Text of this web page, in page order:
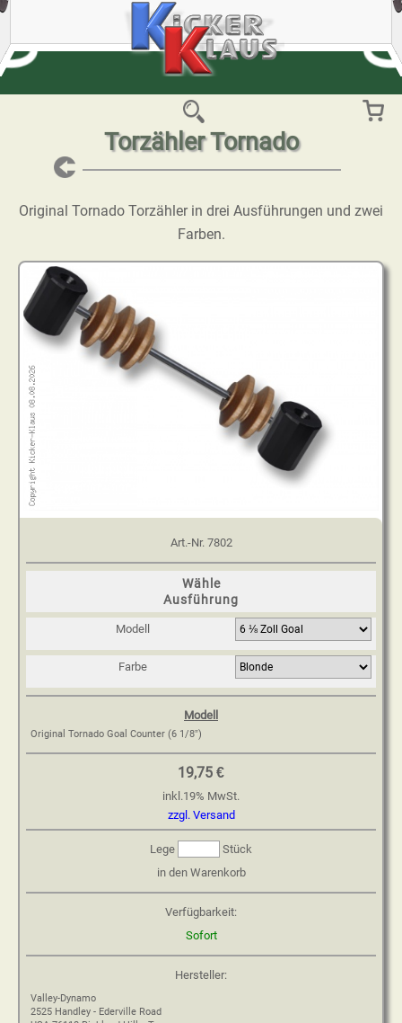
Torzähler Tornado
Original Tornado Torzähler in drei Ausführungen und zwei
Farben.
Art.-Nr. 7802
Wähle
Ausführung
Modell
Farbe
Modell
Original Tornado Goal Counter (6 1/8”)
19,75 €
inkl.19% MwSt.
zzgl. Versand
Lege
Stück
in den Warenkorb
Verfügbarkeit:
Sofort
Hersteller:
Valley-Dynamo
2525 Handley - Ederville Road